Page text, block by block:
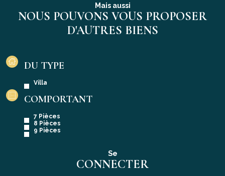
Mais aussi
NOUS POUVONS VOUS PROPOSER
D'AUTRES BIENS
DU TYPE
Villa
COMPORTANT
7 Pièces
8 Pièces
9 Pièces
Se
CONNECTER